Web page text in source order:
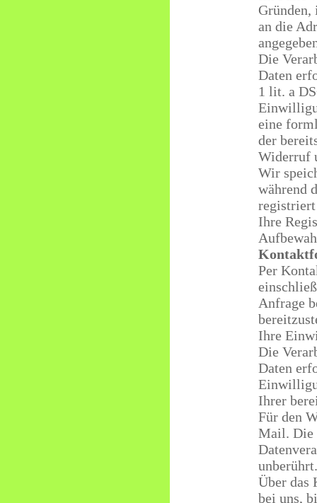
an die
Die
Daten
1 lit. a
eine
der
Widerruf
Wir
während
registriert
Ihre
Per
Anfrage
Ihre
Die
Daten
Ihrer
Für den
Mail. Die
unberührt.
Über das
bei uns,